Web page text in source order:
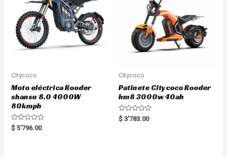
Citycoco
Moto eléctrica Rooder
shansu 8.0 4000W
80kmph
R
a
$ 5'796.00
Citycoco
Patinete Citycoco Rooder
hm8 3000w 40ah
R
a
$ 3'783.00